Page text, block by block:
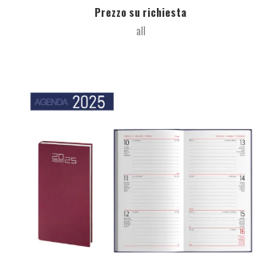
Prezzo su richiesta
all